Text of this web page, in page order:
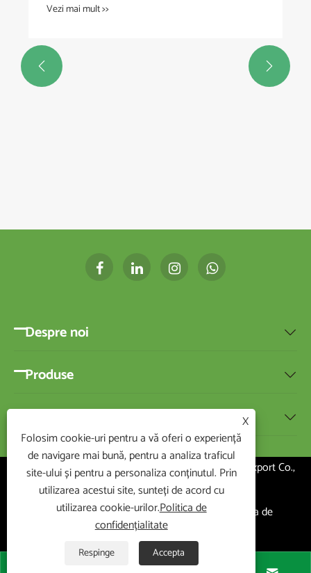
Vezi mai mult >>
 
Despre noi 
Produse 

Copyright ©2020 Ningbo BEST-HOME Import and Export Co.,
Ltd. Toate drepturile rezervate
Links | Sitemap | RSS | XML
Politica de
confidențialitate
X
Folosim cookie-uri pentru a vă oferi o experiență
de navigare mai bună, pentru a analiza traficul
site-ului și pentru a personaliza conținutul. Prin
utilizarea acestui site, sunteți de acord cu
utilizarea cookie-urilor.Politica de
confidențialitate
Respinge Accepta